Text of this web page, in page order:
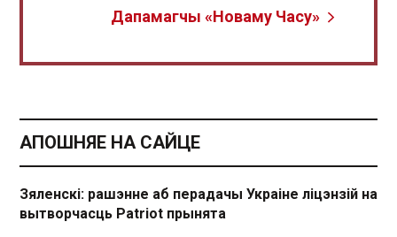
Дапамагчы «Новаму Часу»
АПОШНЯЕ НА САЙЦЕ
Зяленскі: рашэнне аб перадачы Украіне ліцэнзій на
вытворчасць Patriot прынята